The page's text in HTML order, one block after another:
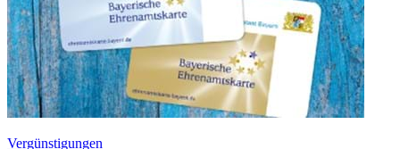
Vergünstigungen